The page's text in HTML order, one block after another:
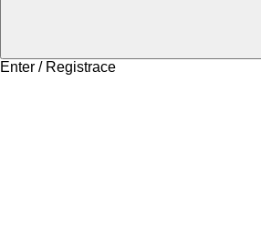
Enter / Registrace